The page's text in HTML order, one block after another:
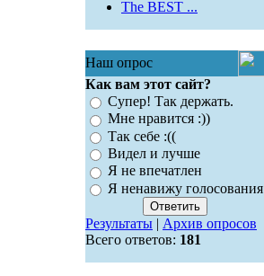
The BEST ...
Наш опрос
Как вам этот сайт?
Супер! Так держать.
Мне нравится :))
Так себе :((
Видел и лучше
Я не впечатлен
Я ненавижу голосования
Результаты| Архив опросов
Всего ответов: 181